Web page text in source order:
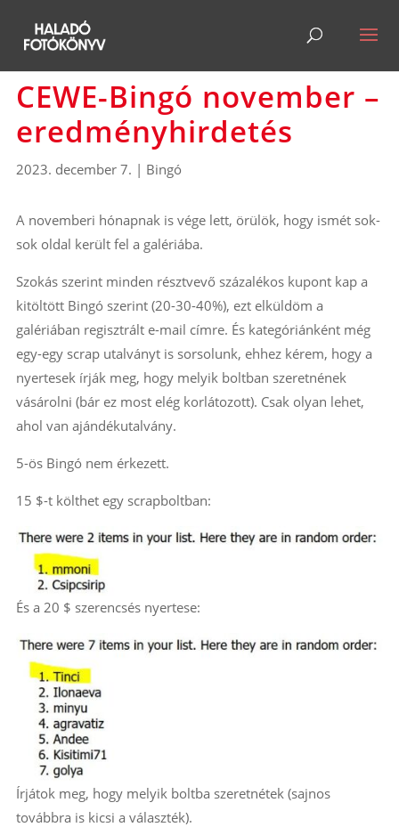
CEWE-Bingó november –
eredményhirdetés
2023. december 7. | Bingó
A novemberi hónapnak is vége lett, örülök, hogy ismét sok-
sok oldal került fel a galériába.
Szokás szerint minden résztvevő százalékos kupont kap a
kitöltött Bingó szerint (20-30-40%), ezt elküldöm a
galériában regisztrált e-mail címre. És kategóriánként még
egy-egy scrap utalványt is sorsolunk, ehhez kérem, hogy a
nyertesek írják meg, hogy melyik boltban szeretnének
vásárolni (bár ez most elég korlátozott). Csak olyan lehet,
ahol van ajándékutalvány.
5-ös Bingó nem érkezett.
15 $-t költhet egy scrapboltban:
És a 20 $ szerencsés nyertese:
Írjátok meg, hogy melyik boltba szeretnétek (sajnos
továbbra is kicsi a választék).